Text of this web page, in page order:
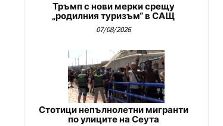
Тръмп с нови мерки срещу
„родилния туризъм“ в САЩ
07/08/2026
Стотици непълнолетни мигранти
по улиците на Сеута